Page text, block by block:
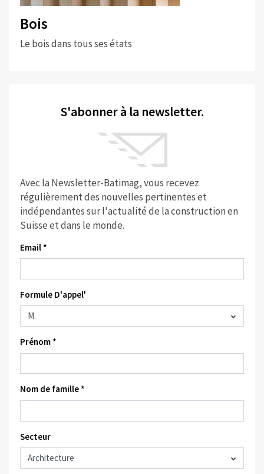
Bois
Le bois dans tous ses états
S'abonner à la newsletter.
Avec la Newsletter-Batimag, vous recevez
régulièrement des nouvelles pertinentes et
indépendantes sur l'actualité de la construction en
Suisse et dans le monde.
Email *
Formule D'appel'
Prénom *
Nom de famille *
Secteur